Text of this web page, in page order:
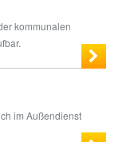
kommunalen
im Außendienst